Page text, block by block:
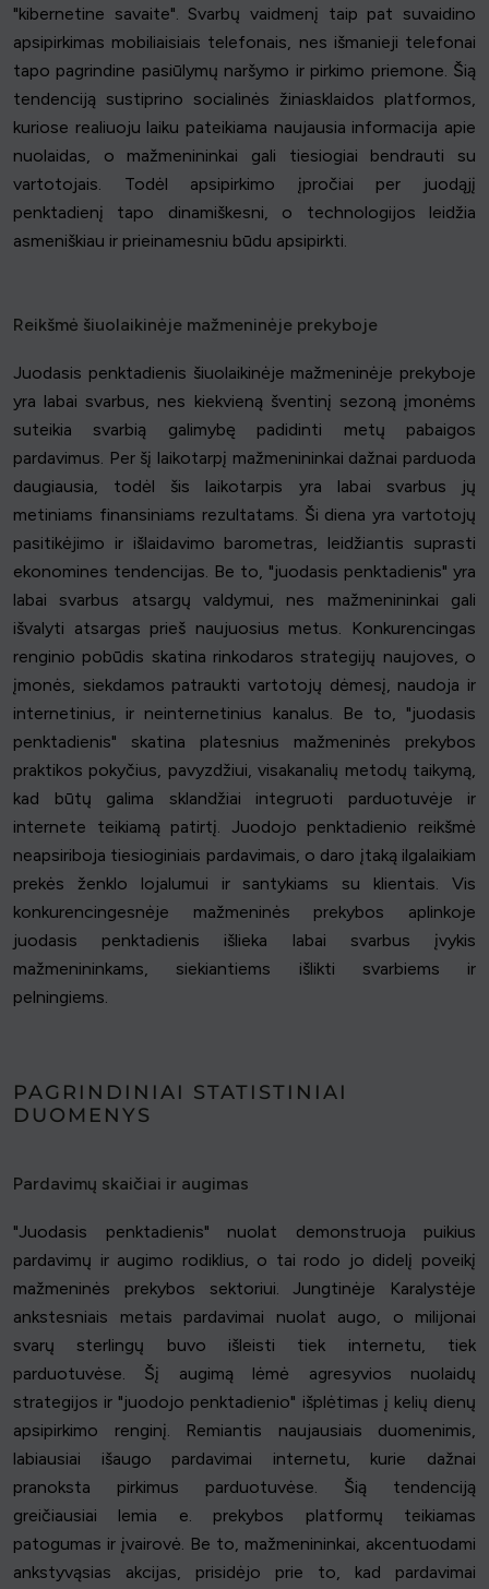
"kibernetine savaite". Svarbų vaidmenį taip pat suvaidino
apsipirkimas mobiliaisiais telefonais, nes išmanieji telefonai
tapo pagrindine pasiūlymų naršymo ir pirkimo priemone. Šią
tendenciją sustiprino socialinės žiniasklaidos platformos,
kuriose realiuoju laiku pateikiama naujausia informacija apie
nuolaidas, o mažmenininkai gali tiesiogiai bendrauti su
vartotojais. Todėl apsipirkimo įpročiai per juodąjį
penktadienį tapo dinamiškesni, o technologijos leidžia
asmeniškiau ir prieinamesniu būdu apsipirkti.
Reikšmė šiuolaikinėje mažmeninėje prekyboje
Juodasis penktadienis šiuolaikinėje mažmeninėje prekyboje
yra labai svarbus, nes kiekvieną šventinį sezoną įmonėms
suteikia svarbią galimybę padidinti metų pabaigos
pardavimus. Per šį laikotarpį mažmenininkai dažnai parduoda
daugiausia, todėl šis laikotarpis yra labai svarbus jų
metiniams finansiniams rezultatams. Ši diena yra vartotojų
pasitikėjimo ir išlaidavimo barometras, leidžiantis suprasti
ekonomines tendencijas. Be to, "juodasis penktadienis" yra
labai svarbus atsargų valdymui, nes mažmenininkai gali
išvalyti atsargas prieš naujuosius metus. Konkurencingas
renginio pobūdis skatina rinkodaros strategijų naujoves, o
įmonės, siekdamos patraukti vartotojų dėmesį, naudoja ir
internetinius, ir neinternetinius kanalus. Be to, "juodasis
penktadienis" skatina platesnius mažmeninės prekybos
praktikos pokyčius, pavyzdžiui, visakanalių metodų taikymą,
kad būtų galima sklandžiai integruoti parduotuvėje ir
internete teikiamą patirtį. Juodojo penktadienio reikšmė
neapsiriboja tiesioginiais pardavimais, o daro įtaką ilgalaikiam
prekės ženklo lojalumui ir santykiams su klientais. Vis
konkurencingesnėje mažmeninės prekybos aplinkoje
juodasis penktadienis išlieka labai svarbus įvykis
mažmenininkams, siekiantiems išlikti svarbiems ir
pelningiems.
PAGRINDINIAI STATISTINIAI
DUOMENYS
Pardavimų skaičiai ir augimas
"Juodasis penktadienis" nuolat demonstruoja puikius
pardavimų ir augimo rodiklius, o tai rodo jo didelį poveikį
mažmeninės prekybos sektoriui. Jungtinėje Karalystėje
ankstesniais metais pardavimai nuolat augo, o milijonai
svarų sterlingų buvo išleisti tiek internetu, tiek
parduotuvėse. Šį augimą lėmė agresyvios nuolaidų
strategijos ir "juodojo penktadienio" išplėtimas į kelių dienų
apsipirkimo renginį. Remiantis naujausiais duomenimis,
labiausiai išaugo pardavimai internetu, kurie dažnai
pranoksta pirkimus parduotuvėse. Šią tendenciją
greičiausiai lemia e. prekybos platformų teikiamas
patogumas ir įvairovė. Be to, mažmenininkai, akcentuodami
ankstyvąsias akcijas, prisidėjo prie to, kad pardavimai